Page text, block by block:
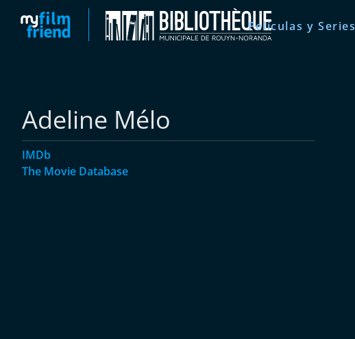
Películas y Series
Adeline Mélo
IMDb
The Movie Database